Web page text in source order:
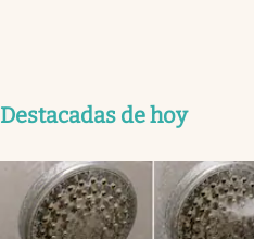
Destacadas de hoy